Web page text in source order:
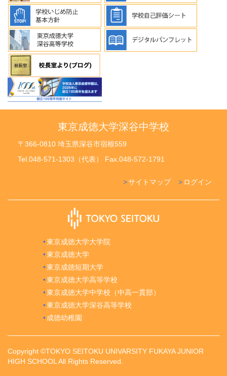
東京成徳大学深谷中学校
〒366-0810 埼玉県深谷市宿根559
Tel.048-571-1303（代表） Fax.048-572-1791
ログイン
サイトマップ
東京成徳大学大学院
東京成徳大学
東京成徳短期大学
東京成徳大学高等学校
東京成徳大学中学校（中高一貫部）
東京成徳大学深谷高等学校
成徳幼稚園
Copyright ©TOKYO SEITOKU UNIVARSITY FUKAYA JUNIOR
HIGH SCHOOL All Rights Reserved.